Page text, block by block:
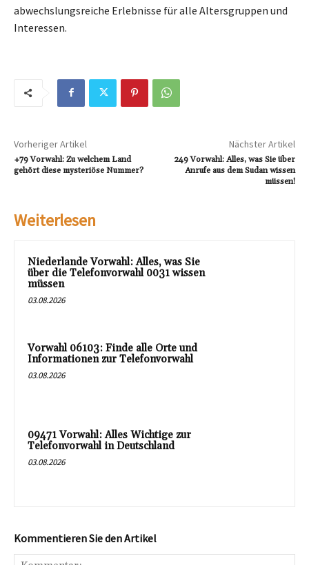
abwechslungsreiche Erlebnisse für alle Altersgruppen und
Interessen.
Vorheriger Artikel
+79 Vorwahl: Zu welchem Land
gehört diese mysteriöse Nummer?
Nächster Artikel
249 Vorwahl: Alles, was Sie über
Anrufe aus dem Sudan wissen
müssen!
Weiterlesen
Niederlande Vorwahl: Alles, was Sie
über die Telefonvorwahl 0031 wissen
müssen
03.08.2026
Vorwahl 06103: Finde alle Orte und
Informationen zur Telefonvorwahl
03.08.2026
09471 Vorwahl: Alles Wichtige zur
Telefonvorwahl in Deutschland
03.08.2026
Kommentieren Sie den Artikel